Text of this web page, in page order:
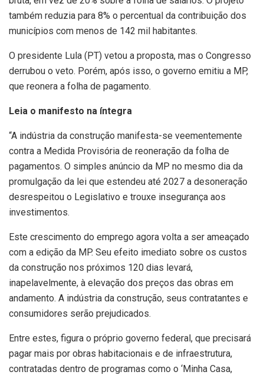
também reduzia para 8% o percentual da contribuição dos
municípios com menos de 142 mil habitantes.
O presidente Lula (PT) vetou a proposta, mas o Congresso
derrubou o veto. Porém, após isso, o governo emitiu a MP,
que reonera a folha de pagamento.
Leia o manifesto na íntegra
“A indústria da construção manifesta-se veementemente
contra a Medida Provisória de reoneração da folha de
pagamentos. O simples anúncio da MP no mesmo dia da
promulgação da lei que estendeu até 2027 a desoneração
desrespeitou o Legislativo e trouxe insegurança aos
investimentos.
Este crescimento do emprego agora volta a ser ameaçado
com a edição da MP. Seu efeito imediato sobre os custos
da construção nos próximos 120 dias levará,
inapelavelmente, à elevação dos preços das obras em
andamento. A indústria da construção, seus contratantes e
consumidores serão prejudicados.
Entre estes, figura o próprio governo federal, que precisará
pagar mais por obras habitacionais e de infraestrutura,
contratadas dentro de programas como o ‘Minha Casa,